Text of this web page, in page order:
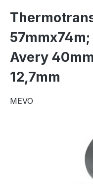
Avery
12,7mm
MEVO
Bildergalerie